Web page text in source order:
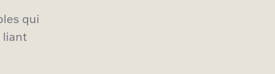
qui
liant